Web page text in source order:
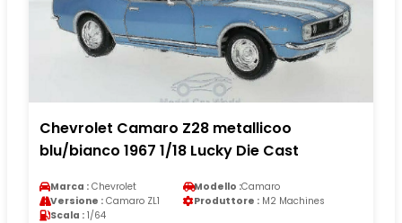
Chevrolet Camaro Z28 metallicoo
blu/bianco 1967 1/18 Lucky Die Cast
Marca : Chevrolet Modello :Camaro
Versione : Camaro ZL1 Produttore : M2 Machines
Scala : 1/64